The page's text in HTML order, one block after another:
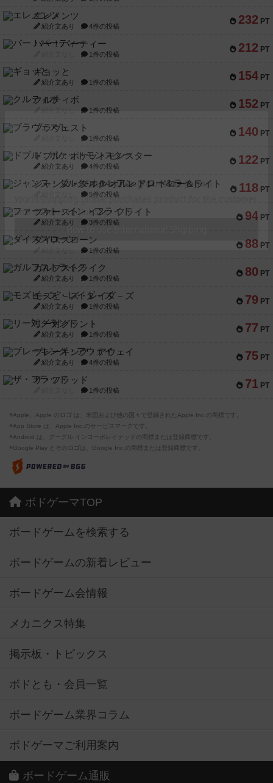
232 PT
エレメンツ
紹介文あり 4件の投稿
212 PT
バー！パーティー
1件の投稿
154 PT
ギョッと
紹介文あり 1件の投稿
152 PT
クルティボ
1件の投稿
140 PT
ブラヴェスト
1件の投稿
122 PT
ドブル：ポケットモンスター
紹介文あり 4件の投稿
118 PT
ジャンヌ・ダルク-オルレアン ドロー＆ライト
5件の投稿
94 PT
ファースト・イン・フライト
紹介文あり 3件の投稿
88 PT
ダイススローン
紹介文なし 1件の投稿
80 PT
ガルフストライク
紹介文あり 1件の投稿
79 PT
モズビ－ズ・レイダ－ズ
紹介文あり 1件の投稿
77 PT
リー対グラント
紹介文あり 1件の投稿
75 PT
ブレーキング・アウェイ
紹介文あり 4件の投稿
71 PT
ザ・フラッド
1件の投稿
※Apple、Apple のロゴ は、米国および他の国々で登録されたApple Inc.の商標です。
※App Store は、Apple Inc.のサービスマークです。
※Android は、グーグル インコーポレイテッドの商標または登録商標です。
※Google Play とそのロゴは、Google Inc.の商標または登録商標です。
ボドゲーマTOP
ボードゲームを検索する
ボードゲームの新着レビュー
ボードゲーム会情報
メカニクス特集
掲示板・トピックス
ボドとも・会員一覧
ボードゲーム業界コラム
ボドゲーマご利用案内
ボードゲーム通販